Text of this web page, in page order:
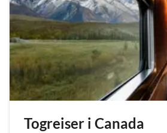
Togreiser i Canada